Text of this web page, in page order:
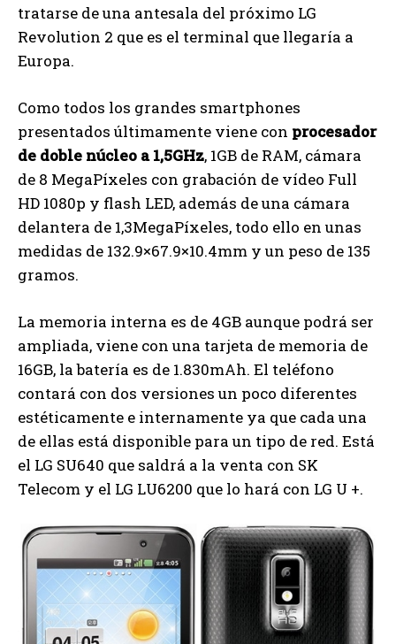
tratarse de una antesala del próximo LG
Revolution 2 que es el terminal que llegaría a
Europa.
Como todos los grandes smartphones
presentados últimamente viene con procesador
de doble núcleo a 1,5GHz, 1GB de RAM, cámara
de 8 MegaPíxeles con grabación de vídeo Full
HD 1080p y flash LED, además de una cámara
delantera de 1,3MegaPíxeles, todo ello en unas
medidas de 132.9×67.9×10.4mm y un peso de 135
gramos.
La memoria interna es de 4GB aunque podrá ser
ampliada, viene con una tarjeta de memoria de
16GB, la batería es de 1.830mAh. El teléfono
contará con dos versiones un poco diferentes
estéticamente e internamente ya que cada una
de ellas está disponible para un tipo de red. Está
el LG SU640 que saldrá a la venta con SK
Telecom y el LG LU6200 que lo hará con LG U +.